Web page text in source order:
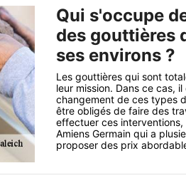
Qui s'occupe
des gouttières
ses environs ?
Les gouttières qui sont
leur mission. Dans ce cas,
changement de ces types
être obligés de faire des
effectuer ces
Amiens Germain qui a
proposer des prix